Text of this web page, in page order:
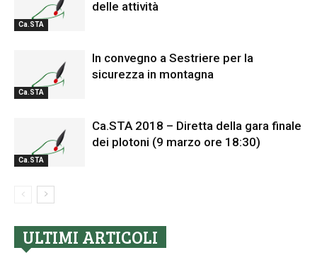
Ca.STA
delle attività
Ca.STA
In convegno a Sestriere per la
sicurezza in montagna
Ca.STA
Ca.STA 2018 – Diretta della gara finale
dei plotoni (9 marzo ore 18:30)
ULTIMI ARTICOLI